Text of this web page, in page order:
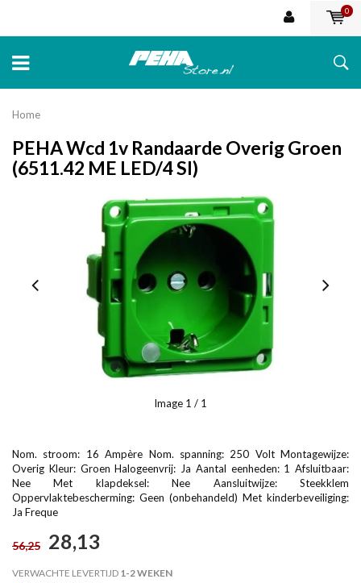
0
Home
PEHA Wcd 1v Randaarde Overig Groen
(6511.42 ME LED/4 SI)
Image 1 / 1
Nom. stroom: 16 Ampère Nom. spanning: 250 Volt Montagewijze:
Overig Kleur: Groen Halogeenvrij: Ja Aantal eenheden: 1 Afsluitbaar:
Nee Met klapdeksel: Nee Aansluitwijze: Steekklem
Oppervlaktebescherming: Geen (onbehandeld) Met kinderbeveiliging:
Ja Freque
56,25 28,13
VERWACHTE LEVERTIJD 1-2 WEKEN